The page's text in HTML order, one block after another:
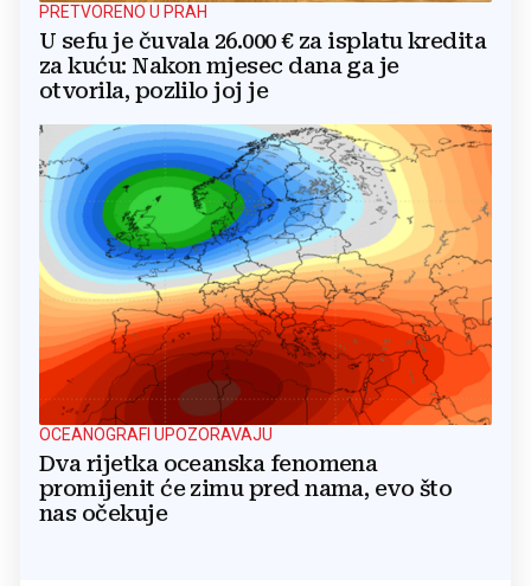
PRETVORENO U PRAH
U sefu je čuvala 26.000 € za isplatu kredita
za kuću: Nakon mjesec dana ga je
otvorila, pozlilo joj je
OCEANOGRAFI UPOZORAVAJU
Dva rijetka oceanska fenomena
promijenit će zimu pred nama, evo što
nas očekuje